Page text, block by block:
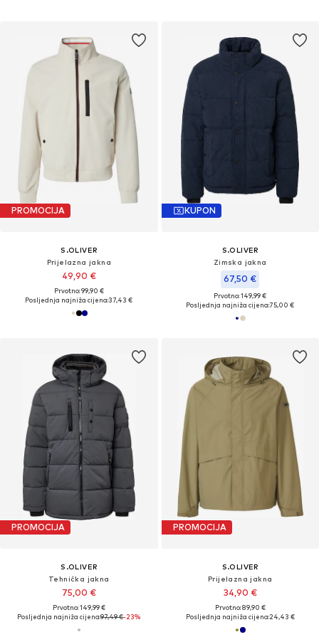
PROMOCIJA
S.OLIVER
Prijelazna jakna
49,90 €
Prvotno: 99,90 €
Posljednja najniža cijena:37,43 €
KUPON
S.OLIVER
Zimska jakna
67,50 €
Prvotno: 149,99 €
Posljednja najniža cijena:75,00 €
PROMOCIJA
S.OLIVER
Tehnička jakna
75,00 €
Prvotno: 149,99 €
Posljednja najniža cijena:97,49 €-23%
PROMOCIJA
S.OLIVER
Prijelazna jakna
34,90 €
Prvotno: 89,90 €
Posljednja najniža cijena:24,43 €